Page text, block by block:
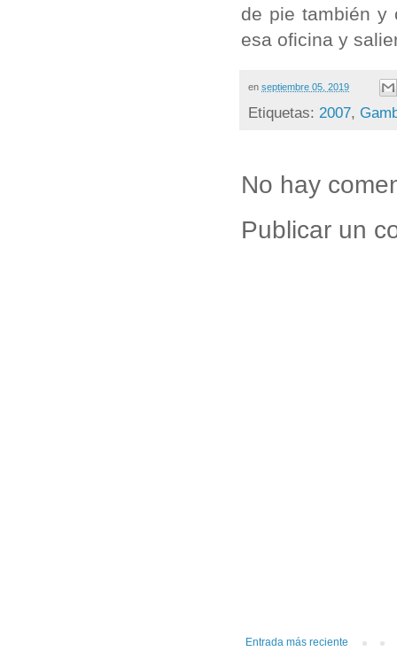
de pie también y
esa oficina y
en septiembre 05, 2019
Etiquetas: 2007,
No hay
Publicar un
Entrada más reciente